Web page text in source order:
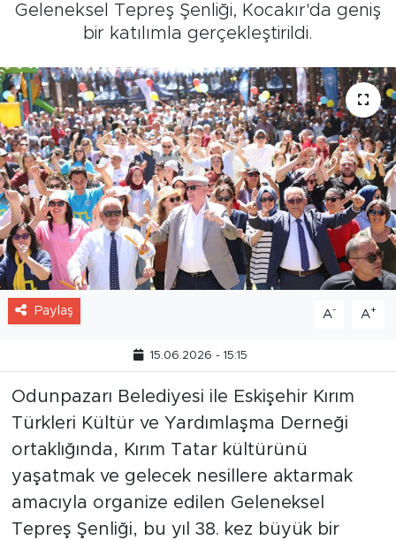
Geleneksel Tepreş Şenliği, Kocakır'da geniş
bir katılımla gerçekleştirildi.
Paylaş A- A+
15.06.2026 - 15:15
Odunpazarı Belediyesi ile Eskişehir Kırım
Türkleri Kültür ve Yardımlaşma Derneği
ortaklığında, Kırım Tatar kültürünü
yaşatmak ve gelecek nesillere aktarmak
amacıyla organize edilen Geleneksel
Tepreş Şenliği, bu yıl 38. kez büyük bir